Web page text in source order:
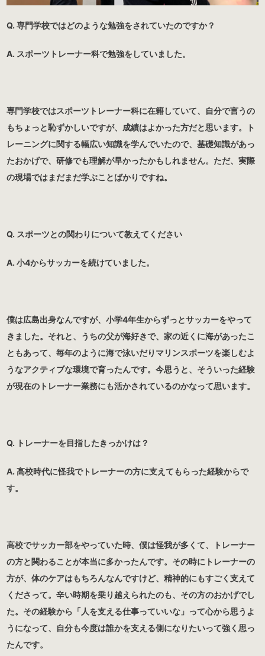
Q. 専門学校ではどのような勉強をされていたのですか？
A. スポーツトレーナー科で勉強をしていました。
専門学校ではスポーツトレーナー科に在籍していて、自分で言うの
もちょっと恥ずかしいですが、成績はよかった方だと思います。ト
レーニングに関する幅広い知識を学んでいたので、基礎知識があっ
たおかげで、研修でも理解が早かったかもしれません。ただ、実際
の現場ではまだまだ学ぶことばかりですね。
Q. スポーツとの関わりについて教えてください
A. 小4からサッカーを続けていました。
僕は広島出身なんですが、小学4年生からずっとサッカーをやって
きました。それと、うちの父が海好きで、家の近くに海があったこ
ともあって、毎年のように海で泳いだりマリンスポーツを楽しむよ
うなアクティブな環境で育ったんです。今思うと、そういった経験
が現在のトレーナー業務にも活かされているのかなって思います。
Q. トレーナーを目指したきっかけは？
A. 高校時代に怪我でトレーナーの方に支えてもらった経験からで
す。
高校でサッカー部をやっていた時、僕は怪我が多くて、トレーナー
の方と関わることが本当に多かったんです。その時にトレーナーの
方が、体のケアはもちろんなんですけど、精神的にもすごく支えて
くださって。辛い時期を乗り越えられたのも、その方のおかげでし
た。その経験から「人を支える仕事っていいな」って心から思うよ
うになって、自分も今度は誰かを支える側になりたいって強く思っ
たんです。